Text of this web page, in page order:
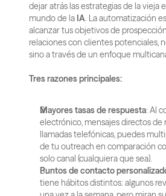
dejar atrás las estrategias de la vieja
mundo de la IA. La automatización
alcanzar tus objetivos de
relaciones con clientes potenciales,
sino a través de un enfoque
Tres razones principales:
Mayores tasas de respuesta: Al
electrónico, mensajes directos de
llamadas telefónicas, puedes
de tu outreach en comparación
solo canal (cualquiera que sea).
Puntos de contacto
tiene hábitos distintos: algunos